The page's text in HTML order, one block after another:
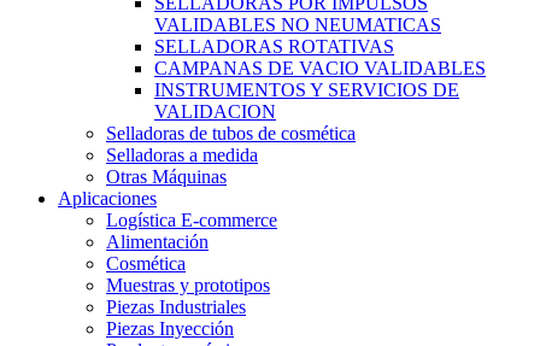
VALIDABLES NO NEUMATICAS
SELLADORAS ROTATIVAS
CAMPANAS DE VACIO VALIDABLES
INSTRUMENTOS Y SERVICIOS DE
VALIDACION
Selladoras de tubos de cosmética
Selladoras a medida
Otras Máquinas
Aplicaciones
Logística E-commerce
Alimentación
Cosmética
Muestras y prototipos
Piezas Industriales
Piezas Inyección